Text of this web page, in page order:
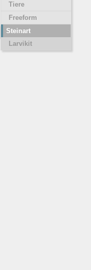
Tiere
Freeform
Steinart
Larvikit